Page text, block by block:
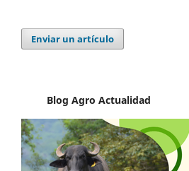
Enviar un artículo
Blog Agro Actualidad